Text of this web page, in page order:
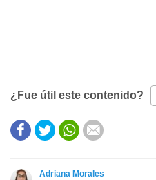
¿Fue útil este contenido?
Este contenido contiene
Adriana Morales